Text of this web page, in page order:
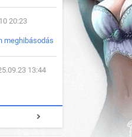
20:23
meghibásodás
13:44